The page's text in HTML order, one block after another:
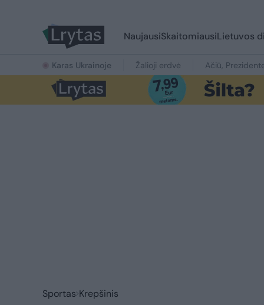
NaujausiSkaitomiausiLietuvos
Karas Ukrainoje Žalioji erdvė Ačiū,
Sportas Krepšinis